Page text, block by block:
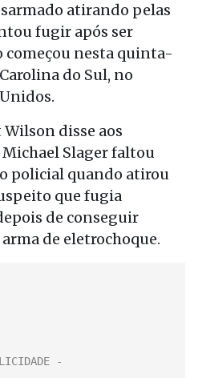
atirando pelas
fugir após ser
nesta quinta-
do Sul, no
disse aos
Slager faltou
policial quando atirou
que fugia
de conseguir
de eletrochoque.